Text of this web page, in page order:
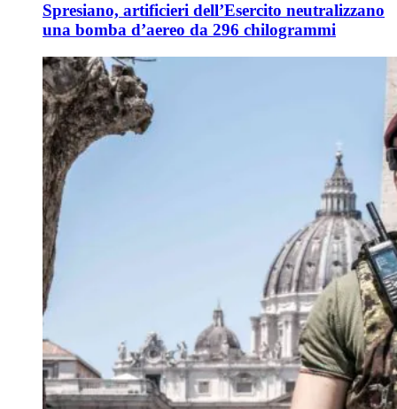
Spresiano, artificieri dell’Esercito neutralizzano
una bomba d’aereo da 296 chilogrammi